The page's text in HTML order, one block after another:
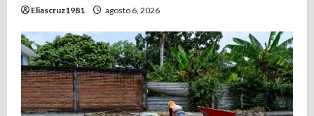
Eliascruz1981 agosto 6, 2026